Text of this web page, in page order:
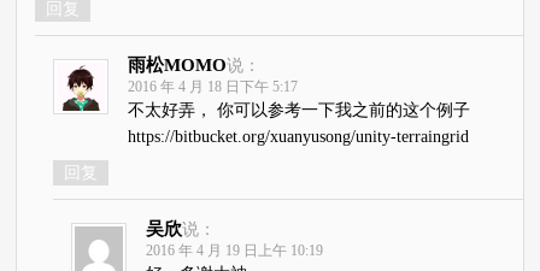
回复
雨松MOMO说：
2016 年 4 月 18 日下午 5:17
不太好弄， 你可以参考一下我之前的这个例子
https://bitbucket.org/xuanyusong/unity-terraingrid
回复
吴欣说：
2016 年 4 月 19 日上午 10:19